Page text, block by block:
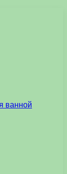
ванной